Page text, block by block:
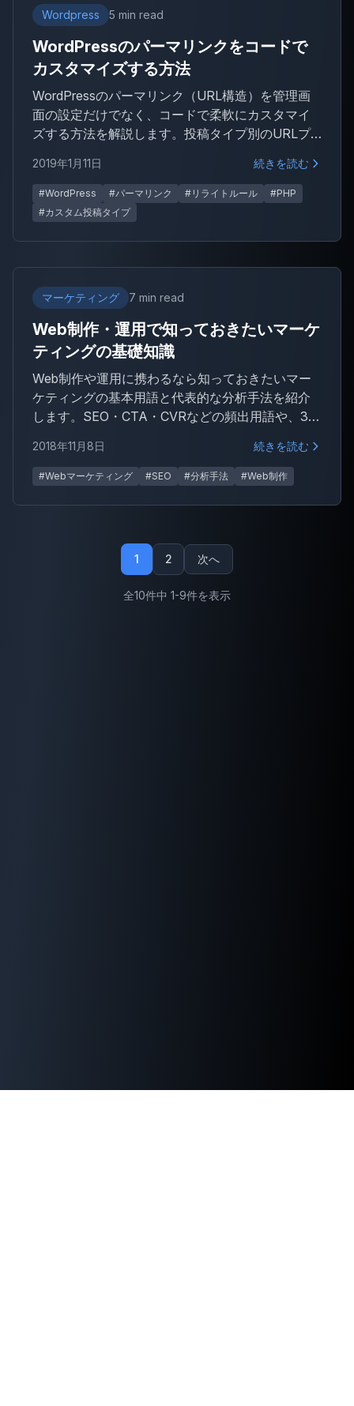
Wordpress 5 min read
WordPressのパーマリンクをコードで
カスタマイズする方法
WordPressのパーマリンク（URL構造）を管理画
面の設定だけでなく、コードで柔軟にカスタマイ
ズする方法を解説します。投稿タイプ別のURLプ
グ変更など、実務でよくあるケースをコード例と
ともに紹介します。
2019年1月11日 続きを読む
#WordPress #パーマリンク #リライトルール
#PHP
#カスタム投稿タイプ
マーケティング 7 min read
Web制作・運用で知っておきたいマーケ
ティングの基礎知識
Web制作や運用に携わるなら知っておきたいマー
ケティングの基本用語と代表的な分析手法を紹介
します。SEO・CTA・CVRなどの頻出用語や、3C
者視点でわかりやすく解説します。
2018年11月8日 続きを読む
#Webマーケティング #SEO #分析手法 #Web制作
1 2 次へ
全10件中 1-9件を表示